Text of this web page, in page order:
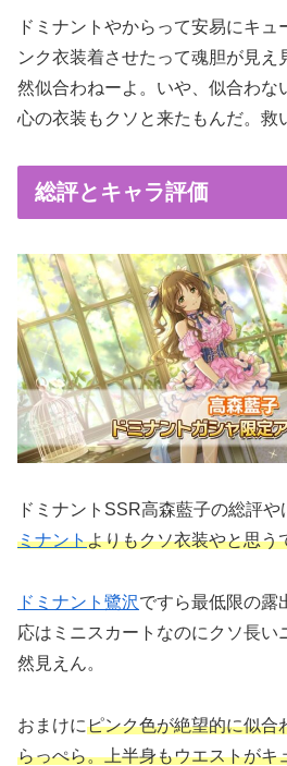
ドミナントやからって安易にキ
ンク衣装着させたって魂胆が見え
然似合わねーよ。いや、似合わな
心の衣装もクソと来たもんだ。救
総評とキャラ評価
ドミナントSSR高森藍子の総評や
ミナントよりもクソ衣装やと思う
ドミナント鷺沢ですら最低限の露
応はミニスカートなのにクソ長い
然見えん。
おまけにピンク色が絶望的に似合
らっぺら。上半身もウエストがキ